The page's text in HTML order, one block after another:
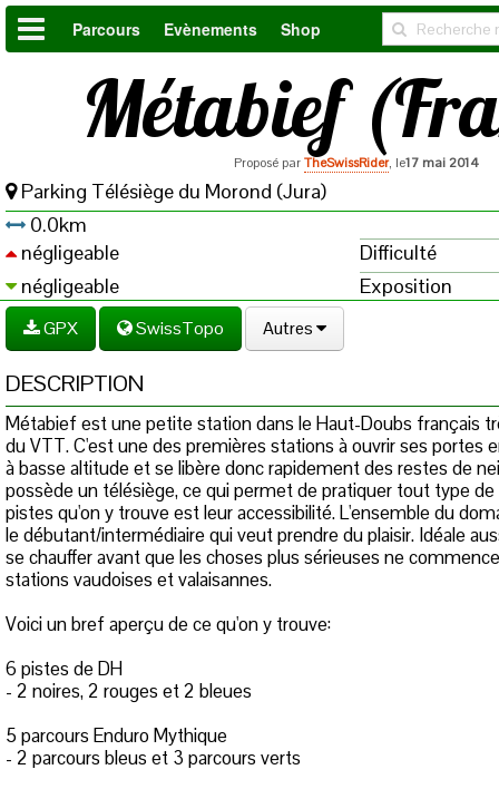
Parcours Evènements Shop
Métabief
Proposé parTheSwissRider, le17 mai 2014
Parking Télésiège du Morond (Jura)
0.0km
négligeable
Difficulté
négligeable
Exposition
GPX SwissTopo Autres
DESCRIPTION
Métabief est une petite station dans le Haut-Doubs français
du VTT. C'est une des premières stations à ouvrir ses portes
à basse altitude et se libère donc rapidement des restes de
possède un télésiège, ce qui permet de pratiquer tout type
pistes qu'on y trouve est leur accessibilité. L'ensemble du
le débutant/intermédiaire qui veut prendre du plaisir. Idéale
se chauffer avant que les choses plus sérieuses ne
stations vaudoises et valaisannes.
Voici un bref aperçu de ce qu'on y trouve:
6 pistes de DH
- 2 noires, 2 rouges et 2 bleues
5 parcours Enduro Mythique
- 2 parcours bleus et 3 parcours verts